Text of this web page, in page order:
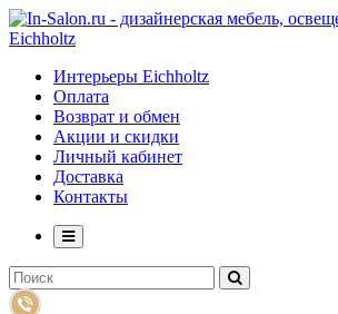
Интерьеры Eichholtz
Оплата
Возврат и обмен
Акции и скидки
Личный кабинет
Доставка
Контакты